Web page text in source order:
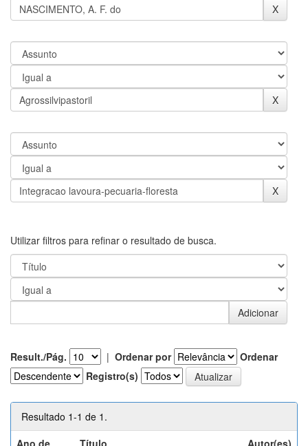
Utilizar filtros para refinar o resultado de busca.
Result./Pág. | Ordenar por
Ordenar
Registro(s)
Resultado 1-1 de 1.
Ano de
Título Autor(es)